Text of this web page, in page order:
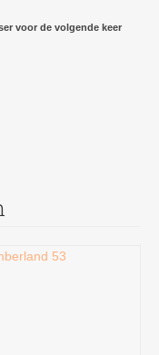
voor de volgende keer